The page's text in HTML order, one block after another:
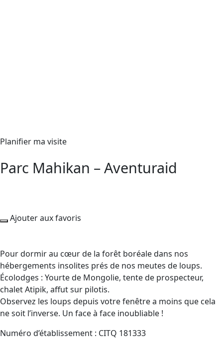
Planifier ma visite
Parc Mahikan – Aventuraid
Ajouter aux favoris
Pour dormir au cœur de la forêt boréale dans nos
hébergements insolites prés de nos meutes de loups.
Écolodges : Yourte de Mongolie, tente de prospecteur,
chalet Atipik, affut sur pilotis.
Observez les loups depuis votre fenêtre a moins que cela
ne soit l’inverse. Un face à face inoubliable !
Numéro d’établissement : CITQ 181333